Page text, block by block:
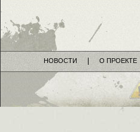
НОВОСТИ О ПРОЕКТЕ